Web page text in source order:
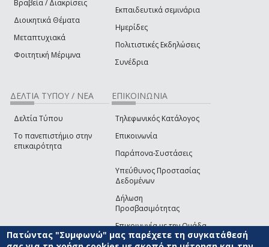
Βραβεία / Διακρίσεις
Διοικητικά Θέματα
Μεταπτυχιακά
Φοιτητική Μέριμνα
Εκπαιδευτικά σεμινάρια
Ημερίδες
Πολιτιστικές Εκδηλώσεις
Συνέδρια
ΔΕΛΤΙΑ ΤΥΠΟΥ / ΝΕΑ
Δελτία Τύπου
Το πανεπιστήμιο στην
επικαιρότητα
ΕΠΙΚΟΙΝΩΝΙΑ
Τηλεφωνικός Κατάλογος
Επικοινωνία
Παράπονα-Συστάσεις
Υπεύθυνος Προστασίας
Δεδομένων
Δήλωση
Προσβασιμότητας
Επικοινωνία με την Ομάδα
Ανάπτυξης του site(link sends e-mail)
Πατώντας "Συμφωνώ" μας παρέχετε τη συγκατάθεσή